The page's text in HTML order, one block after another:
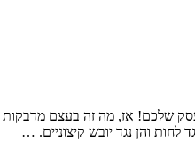
שלכם! אז, מה זה בעצם
והן נגד יובש קיצוניים. …